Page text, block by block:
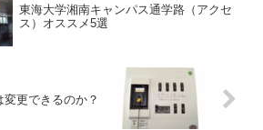
東海大学湘南キャンパス通学路（アクセ
ス）オススメ5選
更できるのか？